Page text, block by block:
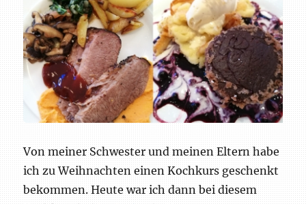
Von meiner Schwester und meinen Eltern habe
ich zu Weihnachten einen Kochkurs geschenkt
bekommen. Heute war ich dann bei diesem